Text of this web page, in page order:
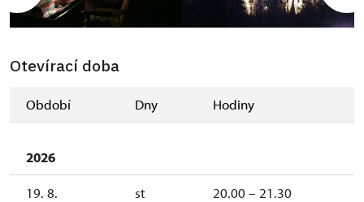
Otevírací doba
Období Dny Hodiny
2026
19. 8. st 20.00 – 21.30